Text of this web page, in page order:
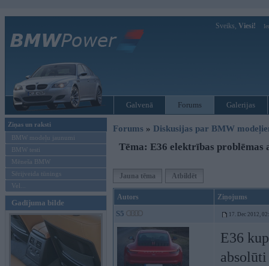
Sveiks, Viesi!
Galvenā Forums Galerijas
Ziņas un raksti
BMW modeļu jaunumi
BMW testi
Mēneša BMW
Sērijveida tūnings
Vel...
Gadījuma bilde
Forums » Diskusijas par BMW
Tēma: E36 elektrības problēmas
Jauna tēma Atbildēt
Autors Ziņojums
S5 17. Dec 2012,
E36